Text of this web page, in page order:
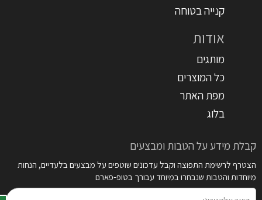
קנייה בטוחה
אודות
מותגים
כל המוצרים
מפת האתר
בלוג
קבלת מידע על הטבות ומבצעים
הצטרף לרשימת התפוצה וקבל עדכונים שוטפים על מבצעים בלעדיים, הנחות
מיוחדות והטבות שנבחרו במיוחד עבורך בטופ-פארם